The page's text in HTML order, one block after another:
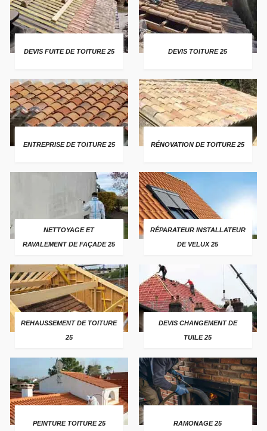
DEVIS FUITE DE TOITURE 25 DEVIS TOITURE 25
ENTREPRISE DE TOITURE 25 RÉNOVATION DE TOITURE 25
NETTOYAGE ET
RAVALEMENT DE FAÇADE 25
RÉPARATEUR INSTALLATEUR
DE VELUX 25
REHAUSSEMENT DE TOITURE
25
DEVIS CHANGEMENT DE
TUILE 25
PEINTURE TOITURE 25 RAMONAGE 25